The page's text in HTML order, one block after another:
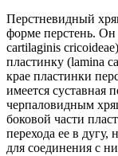
Перстневидный
форме перстень.
cartilaginis
пластинку (lamina
крае пластинки
имеется суставная
черпаловидным
боковой части
перехода ее в дугу,
для соединения с